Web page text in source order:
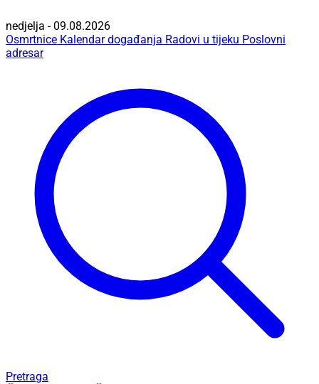
nedjelja - 09.08.2026
Osmrtnice Kalendar događanja Radovi u tijeku Poslovni
adresar
Pretraga